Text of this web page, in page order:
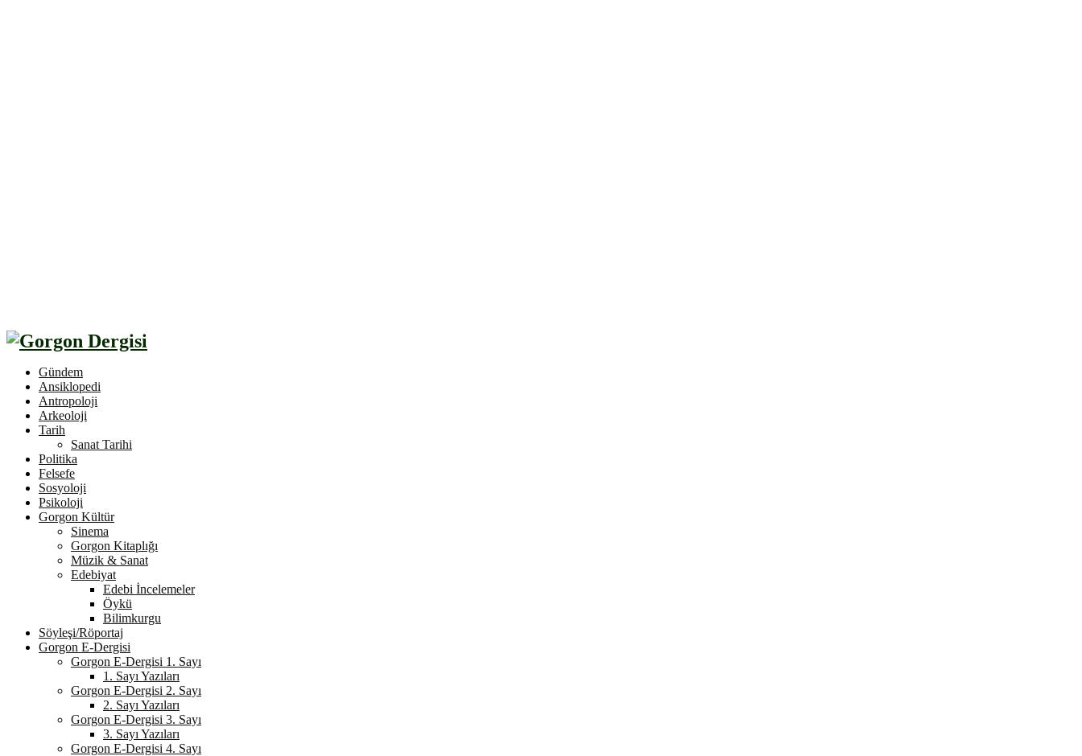
Gündem
Ansiklopedi
Antropoloji
Arkeoloji
Tarih
Sanat Tarihi
Politika
Felsefe
Sosyoloji
Psikoloji
Gorgon Kültür
Sinema
Gorgon Kitaplığı
Müzik & Sanat
Edebiyat
Edebi İncelemeler
Öykü
Bilimkurgu
Söyleşi/Röportaj
Gorgon E-Dergisi
Gorgon E-Dergisi 1. Sayı
1. Sayı Yazıları
Gorgon E-Dergisi 2. Sayı
2. Sayı Yazıları
Gorgon E-Dergisi 3. Sayı
3. Sayı Yazıları
Gorgon E-Dergisi 4. Sayı